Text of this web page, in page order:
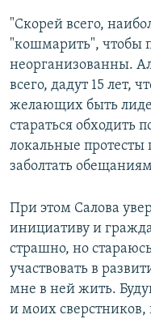
"Скорей всего,
"кошмарить", чтобы
неорганизованны.
всего, дадут 15 лет,
желающих быть
стараться обходить
локальные
заболтать
При этом Салова
инициативу и
страшно, но
участвовать в
мне в ней жить.
и моих